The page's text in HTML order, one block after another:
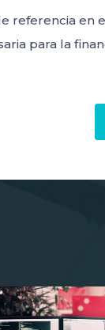
referencia
para la